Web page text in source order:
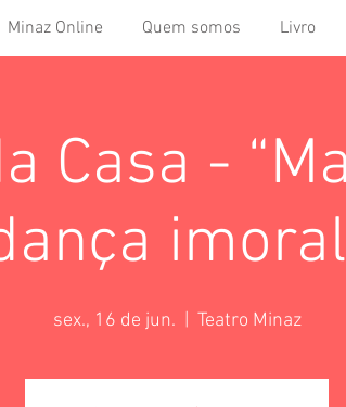
Minaz Online Quem somos Livro
Casa -
sex., 16 de jun. Teatro Minaz